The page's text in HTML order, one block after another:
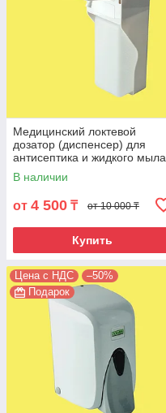
Медицинский локтевой
дозатор (диспенсер) для
антисептика и жидкого мыла
1000 мл ( S10M)
В наличии
от 4 500 ₸ от 10 000 ₸
Купить
Цена с НДС
–50%
Подарок